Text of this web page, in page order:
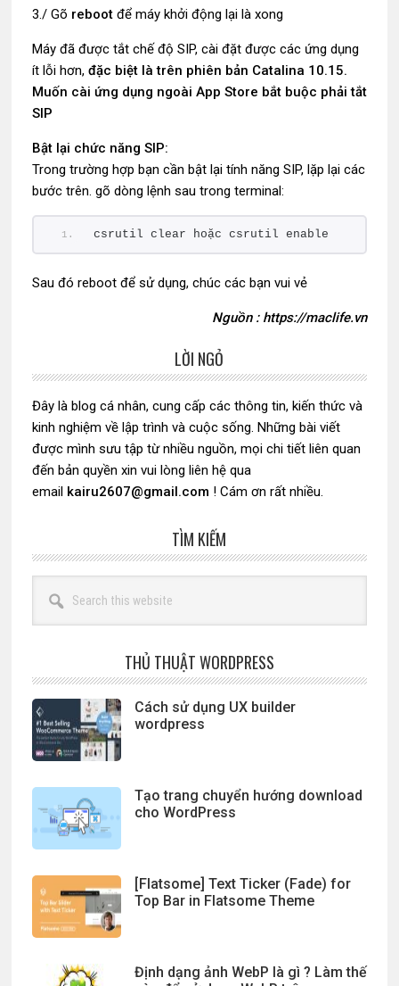
3./ Gõ rebootđể máy khởi động lại là xong
Máy đã được tắt chế độ SIP, cài đặt được các ứng dụng
ít lỗi hơn, đặc biệt là trên phiên bản Catalina 10.15.
Muốn cài ứng dụng ngoài App Store bắt buộc phải tắt
SIP
Bật lại chức năng SIP:
Trong trường hợp bạn cần bật lại tính năng SIP, lặp lại các
bước trên. gõ dòng lệnh sau trong terminal:
csrutil clear hoặc csrutil enable
Sau đó reboot để sử dụng, chúc các bạn vui vẻ
Nguồn : https://maclife.vn
chính
LỜI NGỎ
Đây là blog cá nhân, cung cấp các thông tin, kiến thức và
kinh nghiệm về lập trình và cuộc sống. Những bài viết
được mình sưu tập từ nhiều nguồn, mọi chi tiết liên quan
đến bản quyền xin vui lòng liên hệ qua
email kairu2607@gmail.com ! Cám ơn rất nhiều.
TÌM KIẾM
this
website
THỦ THUẬT WORDPRESS
Cách sử dụng UX builder
wordpress
Tạo trang chuyển hướng download
cho WordPress
[Flatsome] Text Ticker (Fade) for
Top Bar in Flatsome Theme
Định dạng ảnh WebP là gì ? Làm thế